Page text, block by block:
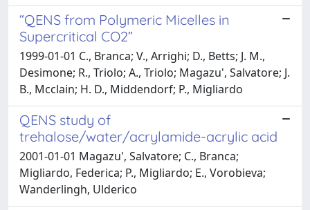
“QENS from Polymeric Micelles in
Supercritical CO2”
1999-01-01 C., Branca; V., Arrighi; D., Betts; J. M.,
Desimone; R., Triolo; A., Triolo; Magazu', Salvatore; J.
B., Mcclain; H. D., Middendorf; P., Migliardo
QENS study of
trehalose/water/acrylamide-acrylic acid
2001-01-01 Magazu', Salvatore; C., Branca;
Migliardo, Federica; P., Migliardo; E., Vorobieva;
Wanderlingh, Ulderico